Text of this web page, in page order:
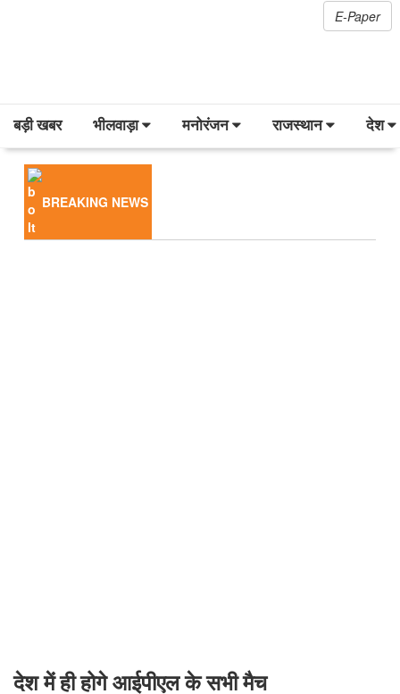
E-Paper
बड़ी खबर भीलवाड़ा मनोरंजन राजस्थान देश
BREAKING NEWS
देश में ही होगे आईपीएल के सभी मैच